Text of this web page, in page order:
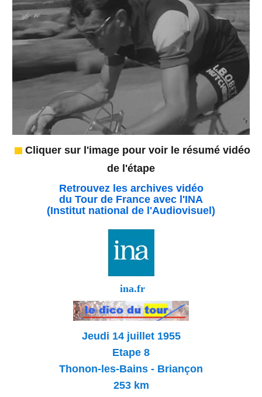
Cliquer sur l'image pour voir le résumé vidéo
de l'étape
Retrouvez les archives vidéo
du Tour de France avec l'INA
(Institut national de l'Audiovisuel)
ina.fr
Jeudi 14 juillet 1955
Etape 8
Thonon-les-Bains - Briançon
253 km